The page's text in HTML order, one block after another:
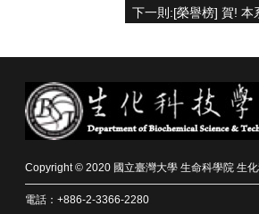
公
佈
欄
系
簡
Copyright © 2020 國立臺灣大學 生命科學院 生
電話：+886-2-3366-2280